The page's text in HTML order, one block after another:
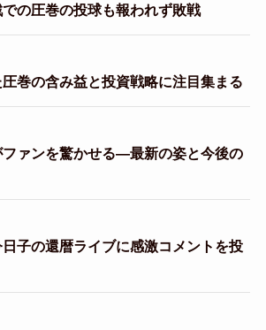
の圧巻の投球も報われず敗戦
巻の含み益と投資戦略に注目集まる
ァンを驚かせる—最新の姿と今後の
子の還暦ライブに感激コメントを投